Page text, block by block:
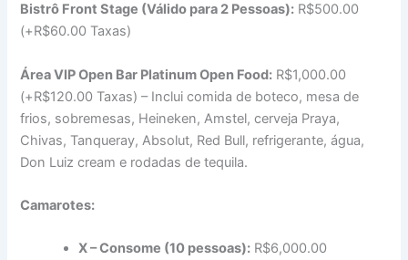
Bistrô Front Stage (Válido para 2 Pessoas): R$500.00
(+R$60.00 Taxas)
Área VIP Open Bar Platinum Open Food: R$1,000.00
(+R$120.00 Taxas) – Inclui comida de boteco, mesa de
frios, sobremesas, Heineken, Amstel, cerveja Praya,
Chivas, Tanqueray, Absolut, Red Bull, refrigerante, água,
Don Luiz cream e rodadas de tequila.
Camarotes:
X – Consome (10 pessoas): R$6,000.00